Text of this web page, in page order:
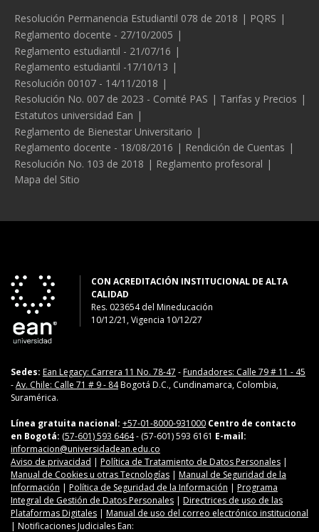
Legales
Resolución Permanencia Estudiantil 078 de 2018
PQRS
Reglamento docente - 27/10/2005
Reglamento estudiantil - 21/07/16
Reglamento estudiantil -17/10/13
Resolución 00107 - 14/11/2018
Resolución No. 007 de 2023 - Comité PAS
Tarifas y Precios
Estatutos universidad Ean
Reglamento de Bienestar Universitario
Reglamento docente - 18/08/2016
Rendición de Cuentas
Resolución No. 103 de 2018
Reglamento profesoral
Mapa del Sitio
CON ACREDITACIÓN INSTITUCIONAL DE ALTA
CALIDAD
Res. 023654del Mineducación
10/12/21, Vigencia 10/12/27
Sedes: Ean Legacy: Carrera 11 No. 78-47 -Fundadores: Calle 79 # 11 - 45
-Av. Chile: Calle 71 # 9 - 84Bogotá D.C., Cundinamarca, Colombia,
Suramérica.
Línea gratuita nacional: +57-01-8000-931000 Centro de contacto
en Bogotá: (57-601) 593 6464- (57-601) 593 6161 E-mail:
informacion@universidadean.edu.co
Aviso de privacidad | Política de Tratamiento de Datos Personales |
Manual de Cookies u otras Tecnologías | Manual de Seguridad de la
Información | Política de Seguridad de la Información | Programa
Integral de Gestión de Datos Personales | Directrices de uso de las
Plataformas Digitales | Manual de uso del correo electrónico institucional
| Notificaciones Judiciales Ean: